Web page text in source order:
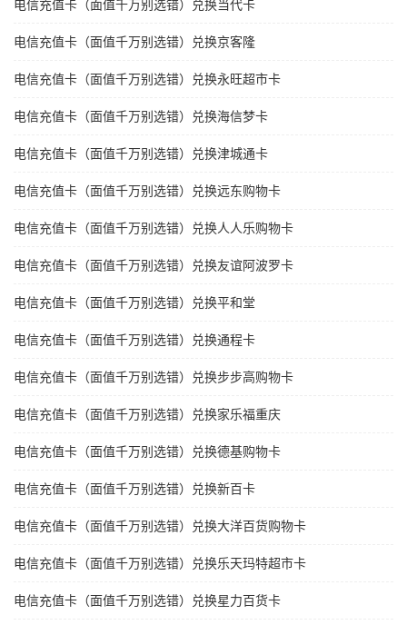
电信充值卡（面值千万别选错）兑换当代卡
电信充值卡（面值千万别选错）兑换京客隆
电信充值卡（面值千万别选错）兑换永旺超市卡
电信充值卡（面值千万别选错）兑换海信梦卡
电信充值卡（面值千万别选错）兑换津城通卡
电信充值卡（面值千万别选错）兑换远东购物卡
电信充值卡（面值千万别选错）兑换人人乐购物卡
电信充值卡（面值千万别选错）兑换友谊阿波罗卡
电信充值卡（面值千万别选错）兑换平和堂
电信充值卡（面值千万别选错）兑换通程卡
电信充值卡（面值千万别选错）兑换步步高购物卡
电信充值卡（面值千万别选错）兑换家乐福重庆
电信充值卡（面值千万别选错）兑换德基购物卡
电信充值卡（面值千万别选错）兑换新百卡
电信充值卡（面值千万别选错）兑换大洋百货购物卡
电信充值卡（面值千万别选错）兑换乐天玛特超市卡
电信充值卡（面值千万别选错）兑换星力百货卡